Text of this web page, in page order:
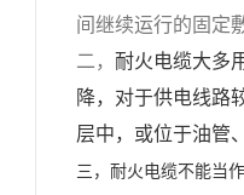
间继续运行的固定
二， 耐火电缆大多
降，对于供电线路
层中，或位于油管
三， 耐火电缆不能当